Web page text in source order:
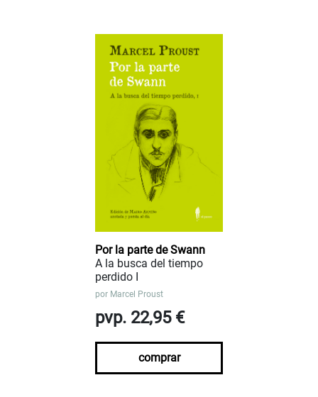
Por la parte de Swann
A la busca del tiempo
perdido I
por Marcel Proust
pvp. 22,95 €
comprar